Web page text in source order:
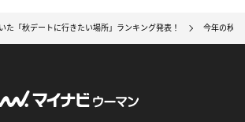
た「秋デートに行きたい場所」ランキング発表！ 今年の秋